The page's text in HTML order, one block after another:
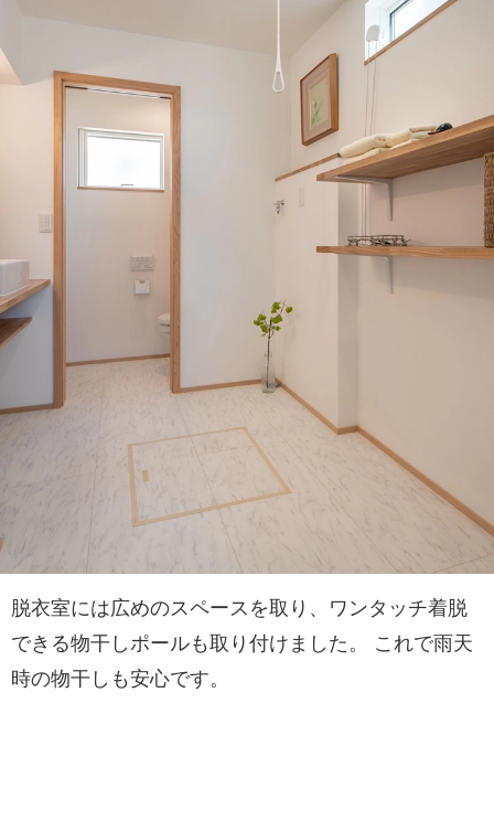
脱衣室には広めのスペースを取り、ワンタッチ着脱
できる物干しポールも取り付けました。 これで雨天
時の物干しも安心です。